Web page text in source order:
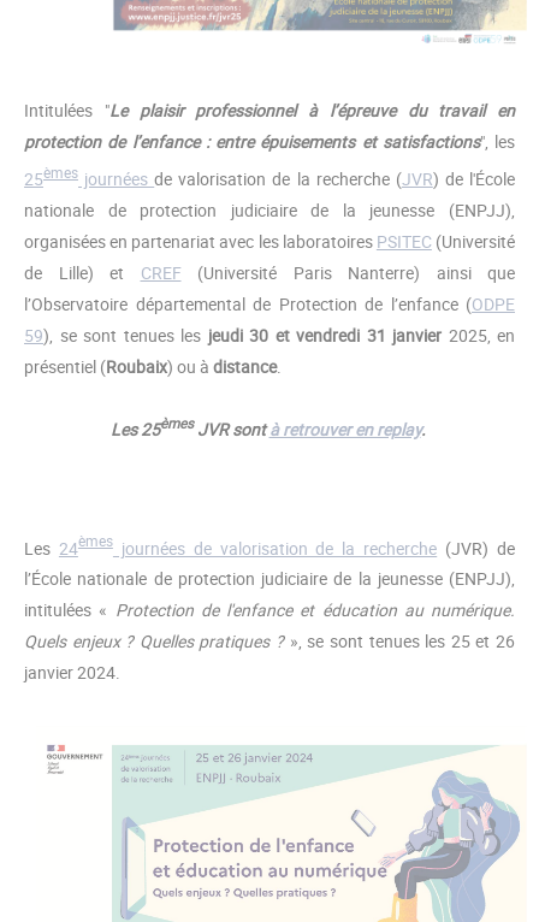
Intitulées "Le plaisir professionnel à l’épreuve du travail en
protection de l’enfance : entre épuisements et satisfactions", les
25èmes journéesde valorisation de la recherche (JVR) de l'École
nationale de protection judiciaire de la jeunesse (ENPJJ),
organisées en partenariat avec les laboratoires PSITEC(Université
de Lille) et CREF(Université Paris Nanterre) ainsi que
l’Observatoire départemental de Protection de l’enfance (ODPE
59), se sont tenues les jeudi 30 et vendredi 31 janvier 2025, en
présentiel (Roubaix) ou à distance.
Les 25èmesJVR sontà retrouver en replay.
Les 24èmesjournées de valorisation de la recherche (JVR) de
l’École nationale de protection judiciaire de la jeunesse (ENPJJ),
intitulées « Protection de l'enfance et éducation au numérique.
Quels enjeux ? Quelles pratiques ?», se sont tenues les 25 et 26
janvier 2024.